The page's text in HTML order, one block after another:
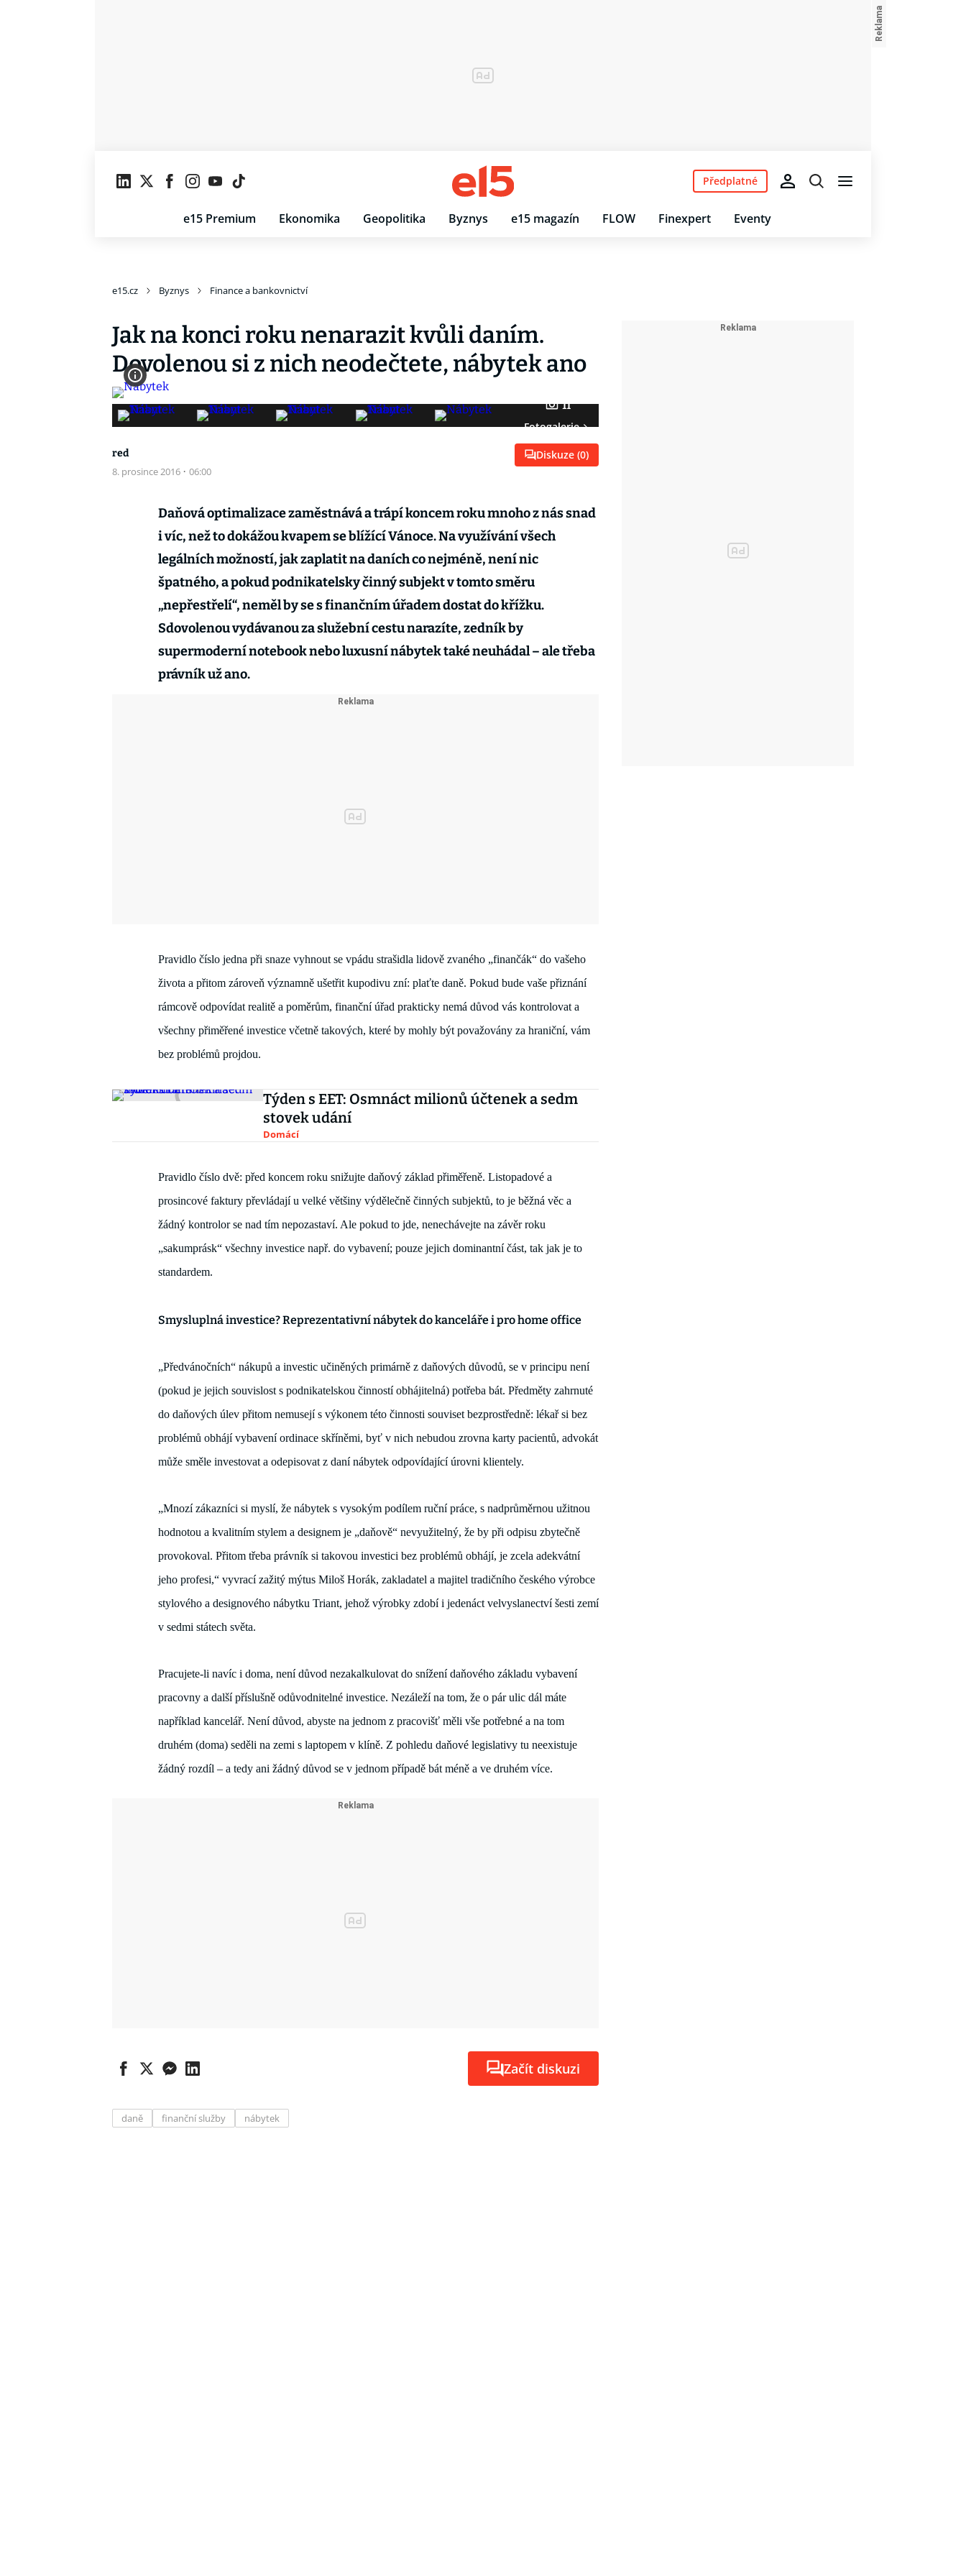
e15 Premium Ekonomika Geopolitika Byznys e15 magazín FLOW Finexpert Eventy
Předplatné
e15.cz Byznys Finance a bankovnictví
Jak na konci roku nenarazit kvůli daním.
Dovolenou si z nich neodečtete, nábytek ano
11
Fotogalerie
red
8. prosince 2016 · 06:00
Diskuze (0)
Daňová optimalizacezaměstnává atrápíkoncem rokumnoho z nás snad
ivíc,nežto dokážoukvapem se blížící Vánoce.Na využívánívšech
legálních možností, jak zaplatit na daních co nejméně, není nic
špatného, a pokud podnikatelsky činný subjektv tomto směru
„nepřestřelí“, neměl by se s finančním úřadem dostat do křížku.
Sdovolenou vydávanou za služební cestu narazíte, zedník by
supermoderní notebook nebo luxusní nábytek také neuhádal–aletřeba
právníkužano.
Pravidlo číslo jedna při snaze vyhnout se vpádu strašidla lidově zvaného „finančák“ do vašeho
života a přitom zároveň významně ušetřit kupodivu zní: plaťte daně. Pokud bude vaše přiznání
rámcově odpovídat realitě a poměrům, finanční úřad prakticky nemá důvod vás kontrolovat a
všechny přiměřené investice včetně takových, které by mohly být považovány za hraniční,
bez problémů projdou.
Týden s EET: Osmnáct milionů účtenek a sedm
stovek udání
Domácí
Pravidlo číslo dvě: před koncem roku snižujte daňový základ přiměřeně. Listopadové a
prosincové faktury převládají u velké většiny výdělečně činných subjektů, to je běžná věc a
žádný kontrolor se nad tím nepozastaví. Ale pokud to jde, nenechávejte na závěr roku
„sakumprásk“ všechny investice např. do vybavení; pouze jejich dominantní část, tak jak je to
standardem.
Smysluplná investice? Reprezentativní nábytek do kanceláře i pro home office
„Předvánočních“ nákupů a investic učiněných primárně z daňových důvodů, se v principu není
(pokud je jejich souvislost s podnikatelskou činností obhájitelná) potřeba bát. Předměty zahrnuté
do daňových úlev přitom nemusejí s výkonem této činnosti souviset bezprostředně: lékař si bez
problémů obhájí vybavení ordinace skříněmi, byť v nich nebudou zrovna karty pacientů, advokát
může směle investovat a odepisovat z daní nábytek odpovídající úrovni klientely.
„Mnozí zákazníci si myslí, že nábytek s vysokým podílem ruční práce, s nadprůměrnou užitnou
hodnotou a kvalitním stylem a designem je „daňově“ nevyužitelný, že by při odpisu zbytečně
provokoval. Přitom třeba právník si takovou investici bez problémů obhájí, je zcela adekvátní
jeho profesi,“ vyvrací zažitý mýtus Miloš Horák, zakladatel a majitel tradičního českého výrobce
stylového a designového nábytku Triant, jehož výrobky zdobí i jedenáct velvyslanectví šesti zemí
v sedmi státech světa.
Pracujete-li navíc i doma, není důvod nezakalkulovat do snížení daňového základu vybavení
pracovny a další příslušně odůvodnitelné investice. Nezáleží na tom, že o pár ulic dál máte
například kancelář. Není důvod, abyste na jednom z pracovišť měli vše potřebné a na tom
druhém (doma) seděli na zemi s laptopem v klíně. Z pohledu daňové legislativy tu neexistuje
žádný rozdíl – a tedy ani žádný důvod se v jednom případě bát méně a ve druhém více.
Začít diskuzi
daně finanční služby nábytek